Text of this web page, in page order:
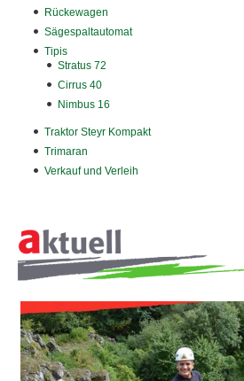
Rückewagen
Sägespaltautomat
Tipis
Stratus 72
Cirrus 40
Nimbus 16
Traktor Steyr Kompakt
Trimaran
Verkauf und Verleih
UNS